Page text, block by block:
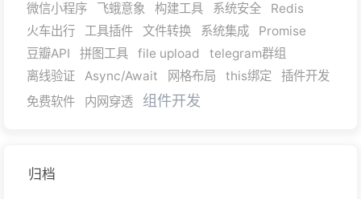
微信小程序
飞蛾意象 构建工具 系统安全
Redis
火车出行
工具插件 文件转换 系统集成
Promise
豆瓣API
拼图工具 file upload
telegram群组
离线验证
Async/Await 网格布局 this绑定
插件开发
免费软件
内网穿透 组件开发
归档